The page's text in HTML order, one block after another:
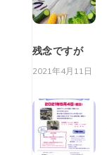
残念ですが
2021年4月11日